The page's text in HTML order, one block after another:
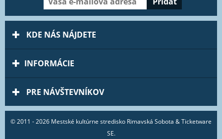
KDE NÁS NÁJDETE
INFORMÁCIE
PRE NÁVŠTEVNÍKOV
© 2011 - 2026 Mestské kultúrne stredisko Rimavská Sobota & Ticketware
SE.